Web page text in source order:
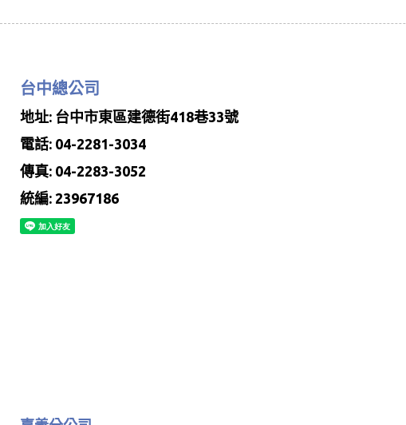
台中總公司
地址: 台中市東區建德街418巷33號
電話: 04-2281-3034
傳真: 04-2283-3052
統編: 23967186